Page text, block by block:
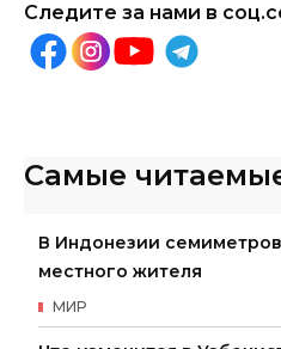
Следите за нами в
Самые
В Индонезии
местного жителя
МИР